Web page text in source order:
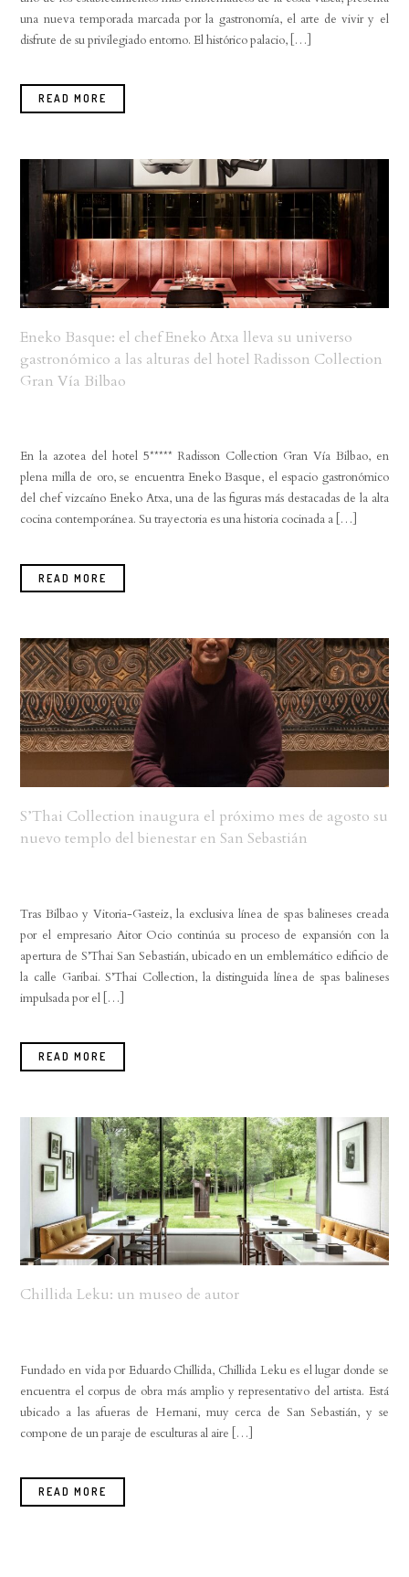
una nueva temporada marcada por la gastronomía, el arte de vivir y el
disfrute de su privilegiado entorno. El histórico palacio, […]
READ MORE
Eneko Basque: el chef Eneko Atxa lleva su universo
gastronómico a las alturas del hotel Radisson Collection
Gran Vía Bilbao
En la azotea del hotel 5***** Radisson Collection Gran Vía Bilbao, en
plena milla de oro, se encuentra Eneko Basque, el espacio gastronómico
del chef vizcaíno Eneko Atxa, una de las figuras más destacadas de la alta
cocina contemporánea. Su trayectoria es una historia cocinada a […]
READ MORE
S’Thai Collection inaugura el próximo mes de agosto su
nuevo templo del bienestar en San Sebastián
Tras Bilbao y Vitoria-Gasteiz, la exclusiva línea de spas balineses creada
por el empresario Aitor Ocio continúa su proceso de expansión con la
apertura de S’Thai San Sebastián, ubicado en un emblemático edificio de
la calle Garibai. S’Thai Collection, la distinguida línea de spas balineses
impulsada por el […]
READ MORE
Chillida Leku: un museo de autor
Fundado en vida por Eduardo Chillida, Chillida Leku es el lugar donde se
encuentra el corpus de obra más amplio y representativo del artista. Está
ubicado a las afueras de Hernani, muy cerca de San Sebastián, y se
compone de un paraje de esculturas al aire […]
READ MORE